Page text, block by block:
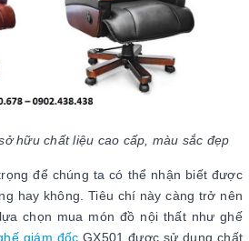
hữu chất liệu cao cấp, màu sắc đẹp
để chúng ta có thể nhận biết được
hay không. Tiêu chí này càng trở nên
chọn mua món đồ nội thất như ghế
giám đốc GX501 được sử dụng chất